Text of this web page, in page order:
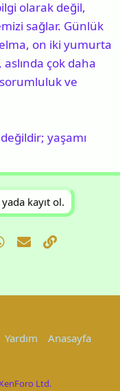
olarak değil,
sağlar. Günlük
on iki yumurta
çok daha
ve
yaşamı
kayıt ol.
WhatsApp
E-postaLink
Yardım Anasayfa
Ltd.